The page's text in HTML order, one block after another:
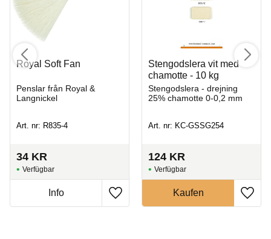
Royal Soft Fan
Penslar från Royal &
Langnickel
Art. nr: R835-4
34 KR
Stengodslera vit med
chamotte - 10 kg
Stengodslera - drejning
25% chamotte 0-0,2 mm
Art. nr: KC-GSSG254
124 KR